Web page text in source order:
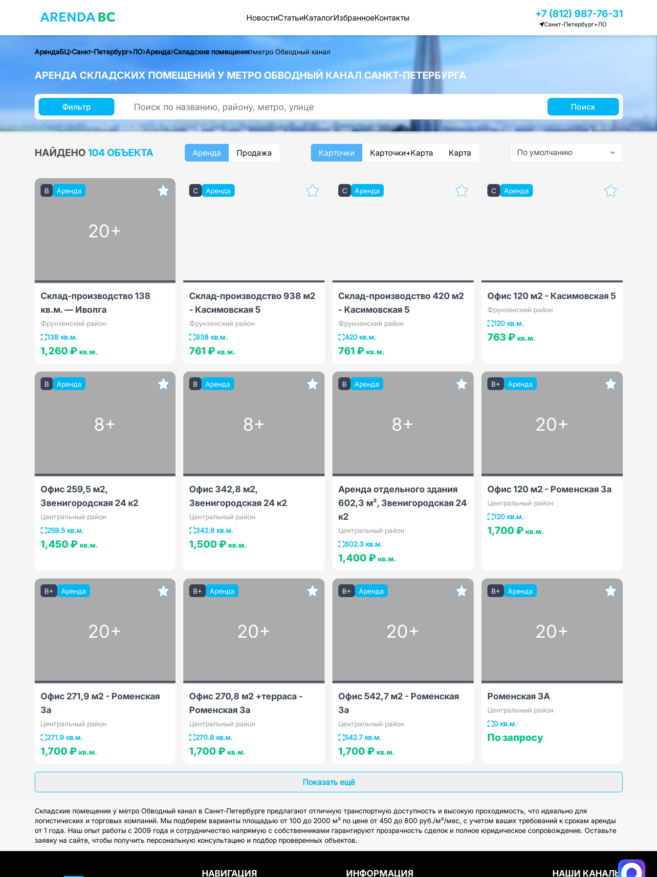
НовостиСтатьиКаталогИзбранноеКонтакты +7 (812) 987-76-31
Санкт-Петербург+ЛО
АрендаБЦ Санкт-Петербург+ЛО Аренда Складские помещения метро Обводный канал
АРЕНДА СКЛАДСКИХ ПОМЕЩЕНИЙ У МЕТРО ОБВОДНЫЙ КАНАЛ САНКТ-ПЕТЕРБУРГА
Фильтр Поиск
НАЙДЕНО 104 ОБЪЕКТА Аренда Продажа Карточки Карточки+Карта Карта По умолчанию
B Аренда
20+
Склад-производство 138
кв.м. — Иволга
Фрунзенский район
138 кв.м.
1,260 ₽ кв.м.
C Аренда
Склад-производство 938 м2
- Касимовская 5
Фрунзенский район
938 кв.м.
761 ₽кв.м.
C Аренда
Склад-производство 420 м2
- Касимовская 5
Фрунзенский район
420 кв.м.
761 ₽ кв.м.
C Аренда
Офис 120 м2 - Касимовская 5
Фрунзенский район
120 кв.м.
763 ₽ кв.м.
B Аренда
8+
Офис 259,5 м2,
Звенигородская 24 к2
Центральный район
259.5 кв.м.
1,450 ₽ кв.м.
B Аренда
8+
Офис 342,8 м2,
Звенигородская 24 к2
Центральный район
342.8 кв.м.
1,500 ₽кв.м.
B Аренда
8+
Аренда отдельного здания
602,3 м², Звенигородская 24
к2
Центральный район
602.3 кв.м.
1,400 ₽ кв.м.
B+ Аренда
20+
Офис 120 м2 - Роменская 3а
Центральный район
120 кв.м.
1,700 ₽ кв.м.
B+ Аренда
20+
Офис 271,9 м2 - Роменская
3а
Центральный район
271.9 кв.м.
1,700 ₽ кв.м.
B+ Аренда
20+
Офис 270,8 м2 +терраса -
Роменская 3а
Центральный район
270.8 кв.м.
1,700 ₽кв.м.
B+ Аренда
20+
Офис 542,7 м2 - Роменская
3а
Центральный район
542.7 кв.м.
1,700 ₽ кв.м.
B+ Аренда
20+
Роменская 3А
Центральный район
0 кв.м.
По запросу
Показать ещё
Складские помещения у метро Обводный канал в Санкт-Петербурге предлагают отличную транспортную доступность и высокую проходимость, что идеально для
логистических и торговых компаний. Мы подберем варианты площадью от 100 до 2000 м² по цене от 450 до 800 руб./м²/мес, с учетом ваших требований к срокам аренды
от 1 года. Наш опыт работы с 2009 года и сотрудничество напрямую с собственниками гарантируют прозрачность сделок и полное юридическое сопровождение. Оставьте
заявку на сайте, чтобы получить персональную консультацию и подбор проверенных объектов.
НАВИГАЦИЯ ИНФОРМАЦИЯ НАШИ КАНАЛЫ